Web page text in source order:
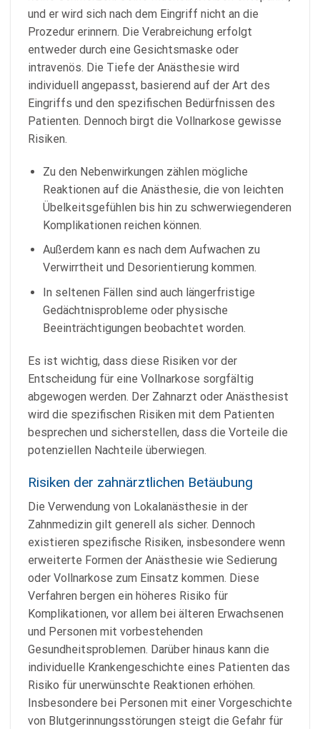
und er wird sich nach dem Eingriff nicht an die
Prozedur erinnern. Die Verabreichung erfolgt
entweder durch eine Gesichtsmaske oder
intravenös. Die Tiefe der Anästhesie wird
individuell angepasst, basierend auf der Art des
Eingriffs und den spezifischen Bedürfnissen des
Patienten. Dennoch birgt die Vollnarkose gewisse
Risiken.
Zu den Nebenwirkungen zählen mögliche
Reaktionen auf die Anästhesie, die von leichten
Übelkeitsgefühlen bis hin zu schwerwiegenderen
Komplikationen reichen können.
Außerdem kann es nach dem Aufwachen zu
Verwirrtheit und Desorientierung kommen.
In seltenen Fällen sind auch längerfristige
Gedächtnisprobleme oder physische
Beeinträchtigungen beobachtet worden.
Es ist wichtig, dass diese Risiken vor der
Entscheidung für eine Vollnarkose sorgfältig
abgewogen werden. Der Zahnarzt oder Anästhesist
wird die spezifischen Risiken mit dem Patienten
besprechen und sicherstellen, dass die Vorteile die
potenziellen Nachteile überwiegen.
Risiken der zahnärztlichen Betäubung
Die Verwendung von Lokalanästhesie in der
Zahnmedizin gilt generell als sicher. Dennoch
existieren spezifische Risiken, insbesondere wenn
erweiterte Formen der Anästhesie wie Sedierung
oder Vollnarkose zum Einsatz kommen. Diese
Verfahren bergen ein höheres Risiko für
Komplikationen, vor allem bei älteren Erwachsenen
und Personen mit vorbestehenden
Gesundheitsproblemen. Darüber hinaus kann die
individuelle Krankengeschichte eines Patienten das
Risiko für unerwünschte Reaktionen erhöhen.
Insbesondere bei Personen mit einer Vorgeschichte
von Blutgerinnungsstörungen steigt die Gefahr für